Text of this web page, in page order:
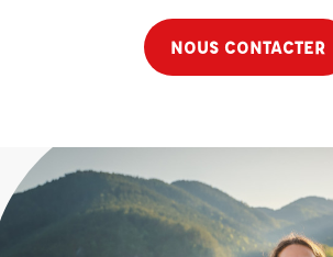
NOUS CONTACTER